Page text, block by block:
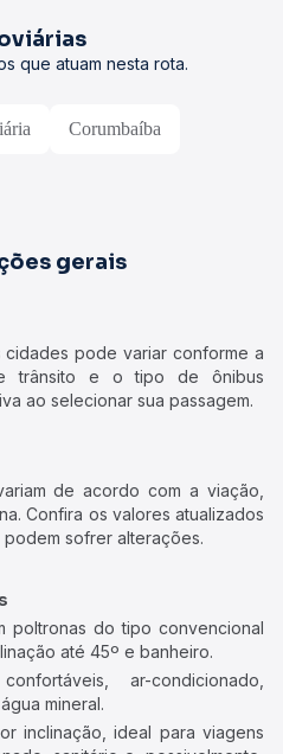
que atuam nesta rota.
Corumbaíba
gerais
pode variar conforme a
trânsito e o tipo de ônibus
ao selecionar sua passagem.
de acordo com a viação,
Confira os valores atualizados
sofrer alterações.
poltronas do tipo convencional
até 45º e banheiro.
ar-condicionado,
mineral.
inclinação, ideal para viagens